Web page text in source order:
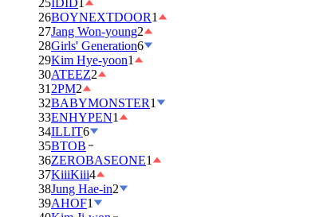
25IDID1
26BOYNEXTDOOR1
27Jang Won-young2
28Girls' Generation6
29Kim Hye-yoon1
30ATEEZ2
31 2PM2
32BABYMONSTER1
33ENHYPEN1
34ILLIT6
35BTOB
36ZEROBASEONE1
37KiiiKiii4
38Jung Hae-in2
39AHOF1